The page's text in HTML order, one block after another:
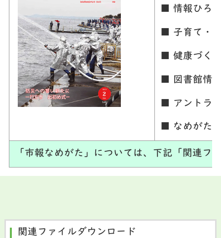
■ 情報ひろ
■ 子育て・
■ 健康づく
■ 図書館情
■ アントラ
■ なめがた
「市報なめがた」については、下記「関連
関連ファイルダウンロード